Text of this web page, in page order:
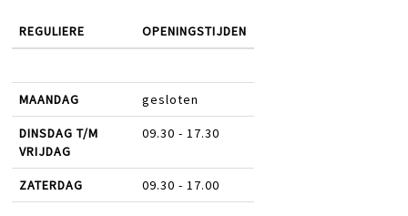
REGULIERE OPENINGSTIJDEN
MAANDAG gesloten
DINSDAG T/M
VRIJDAG
09.30 - 17.30
ZATERDAG 09.30 - 17.00